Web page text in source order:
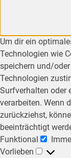
Um dir ein
Technologien wie
speichern und/
Technologien
Surfverhalten oder
verarbeiten. Wenn
zurückziehst,
beeinträchtigt
Funktional
Vorlieben